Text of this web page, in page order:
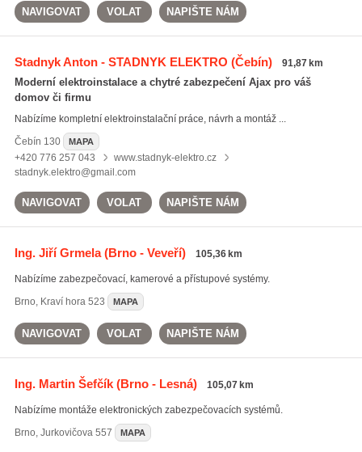
NAVIGOVAT VOLAT NAPIŠTE NÁM
Stadnyk Anton - STADNYK ELEKTRO (Čebín) 91,87 km
Moderní elektroinstalace a chytré zabezpečení Ajax pro váš
domov či firmu
Nabízíme kompletní elektroinstalační práce, návrh a montáž ...
Čebín 130 MAPA
+420 776 257 043
www.stadnyk-elektro.cz
stadnyk.elektro@gmail.com
NAVIGOVAT VOLAT NAPIŠTE NÁM
Ing. Jiří Grmela(Brno - Veveří) 105,36 km
Nabízíme zabezpečovací, kamerové a přístupové systémy.
Brno, Kraví hora 523 MAPA
NAVIGOVAT VOLAT NAPIŠTE NÁM
Ing. Martin Šefčík(Brno - Lesná) 105,07 km
Nabízíme montáže elektronických zabezpečovacích systémů.
Brno, Jurkovičova 557 MAPA